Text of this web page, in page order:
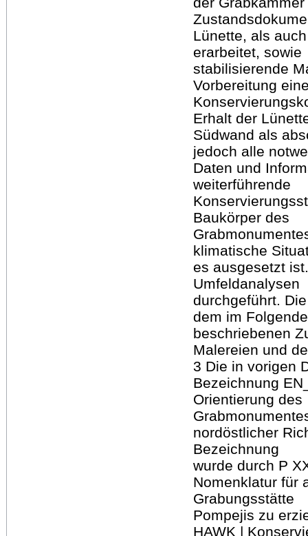
Lünette, als
erarbeitet, sowie
stabilisierende
Vorbereitung
Erhalt der
Südwand als
jedoch alle
Daten und
weiterführende
Baukörper des
klimatische
es ausgesetzt
Umfeldanalysen
durchgeführt.
dem im
beschriebenen
Malereien und
3 Die in vorigen
Bezeichnung
Orientierung des
nordöstlicher
Bezeichnung
wurde durch P
Nomenklatur für
Grabungsstätte
Pompejis zu
HAWK |